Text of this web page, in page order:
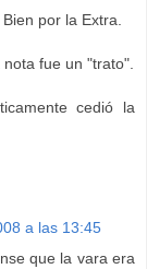
por la Extra.
fue un "trato".
cedió la
a las 13:45
que la vara era